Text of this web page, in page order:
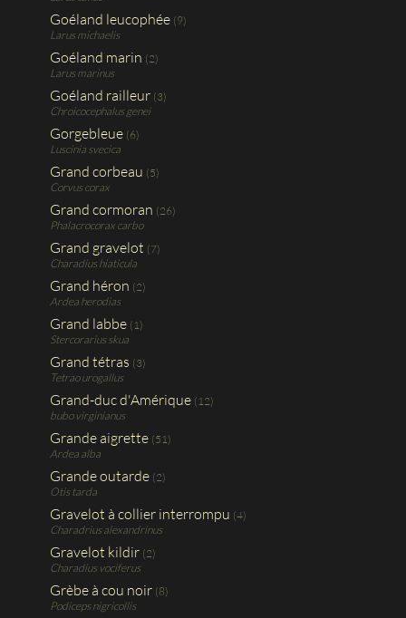
Goéland leucophée (9)
Larus michaelis
Goéland marin (2)
Larus marinus
Goéland railleur (3)
Chroicocephalus genei
Gorgebleue (6)
Luscinia svecica
Grand corbeau (5)
Corvus corax
Grand cormoran (26)
Phalacrocorax carbo
Grand gravelot (7)
Charadius hiaticula
Grand héron (2)
Ardea herodias
Grand labbe (1)
Stercorarius skua
Grand tétras (3)
Tetrao urogallus
Grand-duc d'Amérique (12)
bubo virginianus
Grande aigrette (51)
Ardea alba
Grande outarde (2)
Otis tarda
Gravelot à collier interrompu (4)
Charadrius alexandrinus
Gravelot kildir (2)
Charadius vociferus
Grèbe à cou noir (8)
Podiceps nigricollis